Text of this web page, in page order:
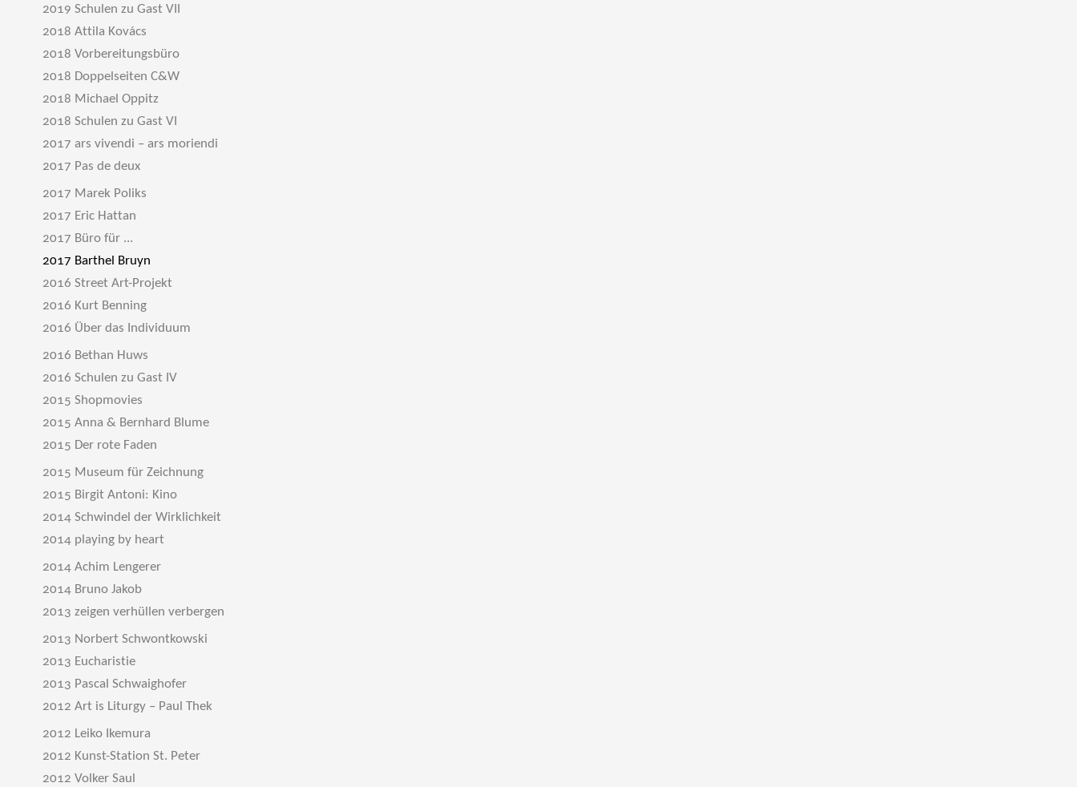
2019 Schulen zu Gast VII
2018 Attila Kovács
2018 Vorbereitungsbüro
2018 Doppelseiten C&W
2018 Michael Oppitz
2018 Schulen zu Gast VI
2017 ars vivendi – ars moriendi
2017 Pas de deux
2017 Marek Poliks
2017 Eric Hattan
2017 Büro für ...
2017 Barthel Bruyn
2016 Street Art-Projekt
2016 Kurt Benning
2016 Über das Individuum
2016 Bethan Huws
2016 Schulen zu Gast IV
2015 Shopmovies
2015 Anna & Bernhard Blume
2015 Der rote Faden
2015 Museum für Zeichnung
2015 Birgit Antoni: Kino
2014 Schwindel der Wirklichkeit
2014 playing by heart
2014 Achim Lengerer
2014 Bruno Jakob
2013 zeigen verhüllen verbergen
2013 Norbert Schwontkowski
2013 Eucharistie
2013 Pascal Schwaighofer
2012 Art is Liturgy – Paul Thek
2012 Leiko Ikemura
2012 Kunst-Station St. Peter
2012 Volker Saul